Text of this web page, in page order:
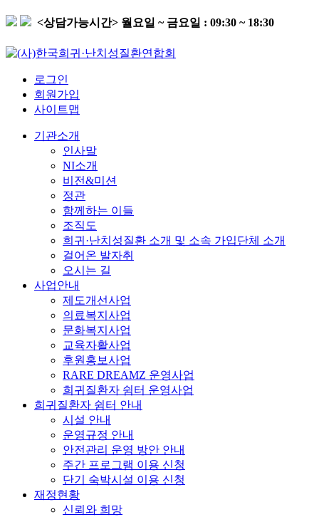
<상담가능시간> 월요일 ~ 금요일 : 09:30 ~ 18:30
로그인
회원가입
사이트맵
기관소개
인사말
NI소개
비전&미션
정관
함께하는 이들
조직도
희귀·난치성질환 소개 및 소속 가입단체 소개
걸어온 발자취
오시는 길
사업안내
제도개선사업
의료복지사업
문화복지사업
교육자활사업
후원홍보사업
RARE DREAMZ 운영사업
희귀질환자 쉼터 운영사업
희귀질환자 쉼터 안내
시설 안내
운영규정 안내
안전관리 운영 방안 안내
주간 프로그램 이용 신청
단기 숙박시설 이용 신청
재정현황
신뢰와 희망